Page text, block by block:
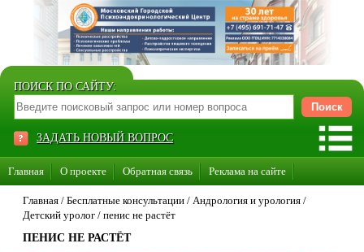
ПОИСК ПО САЙТУ:
ЗАДАТЬ НОВЫЙ ВОПРОС
Главная О проекте Обратная связь Реклама на сайте
Стать консультантом нашего сайта
Суперакция «Каждому врачу свой сайт»
Главная / Бесплатные консультации / Андрология и урология /
Детский уролог / пенис не растёт
ПЕНИС НЕ РАСТЁТ